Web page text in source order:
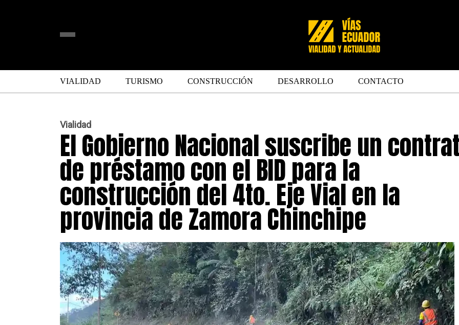
VIALIDAD TURISMO CONSTRUCCIÓN DESARROLLO CONTACTO
Vialidad
El Gobierno Nacional suscribe un
de préstamo con el BID para la
construcción del 4to. Eje Vial en la
provincia de Zamora Chinchipe